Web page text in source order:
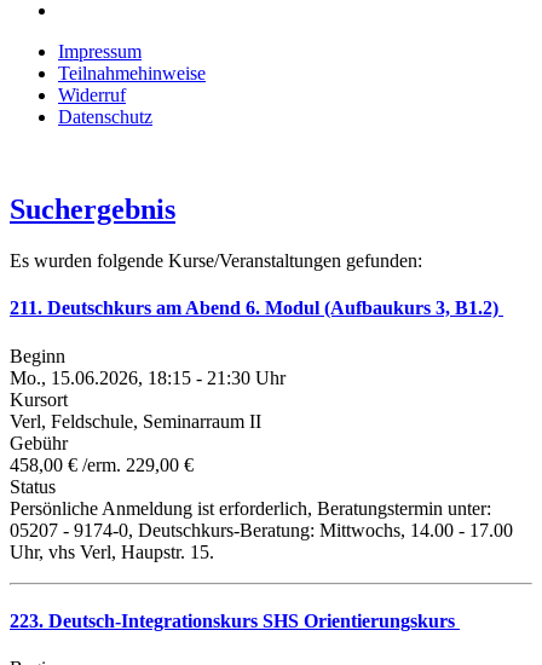
Impressum
Teilnahmehinweise
Widerruf
Datenschutz
Suchergebnis
Es wurden folgende Kurse/Veranstaltungen gefunden:
211. Deutschkurs am Abend 6. Modul (Aufbaukurs 3, B1.2)
Beginn
Mo., 15.06.2026, 18:15 - 21:30 Uhr
Kursort
Verl, Feldschule, Seminarraum II
Gebühr
458,00 € /erm. 229,00 €
Status
Persönliche Anmeldung ist erforderlich, Beratungstermin unter:
05207 - 9174-0, Deutschkurs-Beratung: Mittwochs, 14.00 - 17.00
Uhr, vhs Verl, Haupstr. 15.
223. Deutsch-Integrationskurs SHS Orientierungskurs